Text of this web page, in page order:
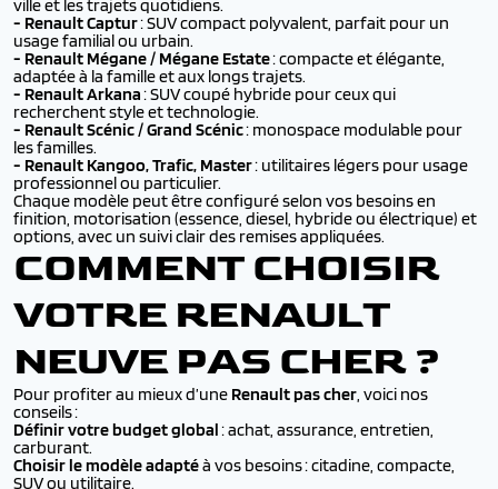
ville et les trajets quotidiens.
- Renault Captur: SUV compact polyvalent, parfait pour un
usage familial ou urbain.
- Renault Mégane / Mégane Estate: compacte et élégante,
adaptée à la famille et aux longs trajets.
- Renault Arkana: SUV coupé hybride pour ceux qui
recherchent style et technologie.
- Renault Scénic / Grand Scénic: monospace modulable pour
les familles.
- Renault Kangoo, Trafic, Master: utilitaires légers pour usage
professionnel ou particulier.
Chaque modèle peut être configuré selon vos besoins en
finition, motorisation (essence, diesel, hybride ou électrique) et
options, avec un suivi clair des remises appliquées.
COMMENT CHOISIR
VOTRE RENAULT
NEUVE PAS CHER ?
Pour profiter au mieux d’une Renault pas cher, voici nos
conseils :
Définir votre budget global: achat, assurance, entretien,
carburant.
Choisir le modèle adaptéà vos besoins : citadine, compacte,
SUV ou utilitaire.